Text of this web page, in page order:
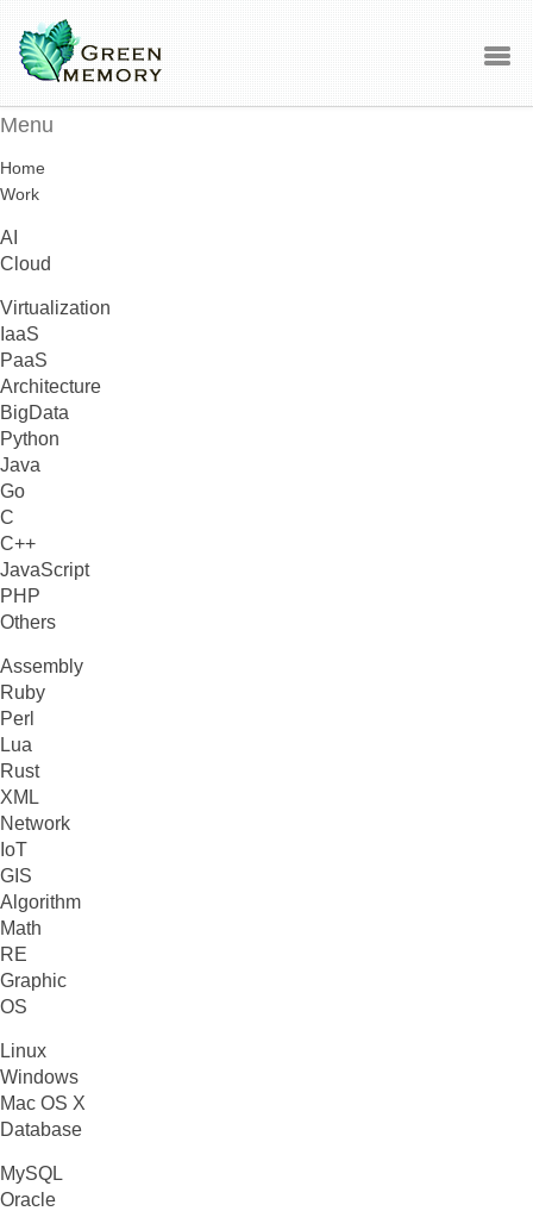
Menu
Home
Work
AI
Cloud
Virtualization
IaaS
PaaS
Architecture
BigData
Python
Java
Go
C
C++
JavaScript
PHP
Others
Assembly
Ruby
Perl
Lua
Rust
XML
Network
IoT
GIS
Algorithm
Math
RE
Graphic
OS
Linux
Windows
Mac OS X
Database
MySQL
Oracle